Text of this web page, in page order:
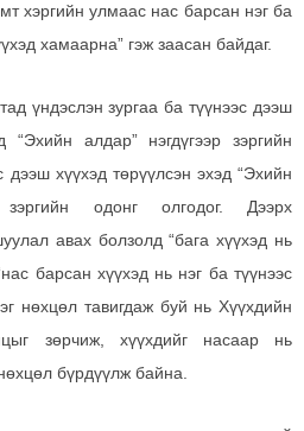
хэргийн улмаас нас барсан нэг ба
хамаарна” гэж заасан байдаг.
үндэслэн зургаа ба түүнээс дээш
“Эхийн алдар” нэгдүгээр зэргийн
хүүхэд төрүүлсэн эхэд “Эхийн
одонг олгодог. Дээрх
авах болзолд “бага хүүхэд нь
барсан хүүхэд нь нэг ба түүнээс
нөхцөл тавигдаж буй нь Хүүхдийн
зөрчиж, хүүхдийг насаар нь
бүрдүүлж байна.